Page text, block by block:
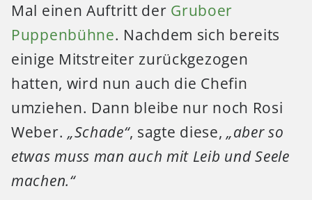
Mal einen Auftritt der Gruboer
Puppenbühne. Nachdem sich bereits
einige Mitstreiter zurückgezogen
hatten, wird nun auch die Chefin
umziehen. Dann bleibe nur noch Rosi
Weber. „Schade“, sagte diese,„aber so
etwas muss man auch mit Leib und Seele
machen.“